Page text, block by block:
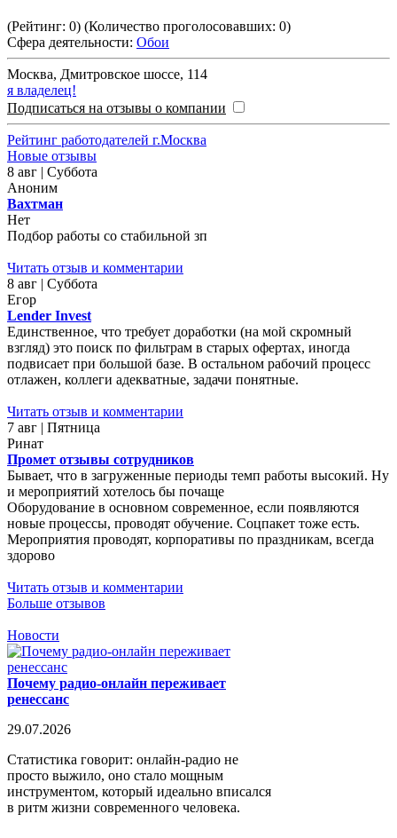
(Рейтинг: 0) (Количество проголосовавших: 0)
Сфера деятельности: Обои
Москва, Дмитровское шоссе, 114
я владелец!
Подписаться на отзывы о компании
Рейтинг работодателей г.Москва
Новые отзывы
8 авг | Суббота
Аноним
Вахтман
Нет
Подбор работы со стабильной зп
Читать отзыв и комментарии
8 авг | Суббота
Егор
Lender Invest
Единственное, что требует доработки (на мой скромный
взгляд) это поиск по фильтрам в старых офертах, иногда
подвисает при большой базе. В остальном рабочий процесс
отлажен, коллеги адекватные, задачи понятные.
Читать отзыв и комментарии
7 авг | Пятница
Ринат
Промет отзывы сотрудников
Бывает, что в загруженные периоды темп работы высокий. Ну
и мероприятий хотелось бы почаще
Оборудование в основном современное, если появляются
новые процессы, проводят обучение. Соцпакет тоже есть.
Мероприятия проводят, корпоративы по праздникам, всегда
здорово
Читать отзыв и комментарии
Больше отзывов
Новости
Почему радио-онлайн переживает
ренессанс
29.07.2026
Статистика говорит: онлайн-радио не
просто выжило, оно стало мощным
инструментом, который идеально вписался
в ритм жизни современного человека.